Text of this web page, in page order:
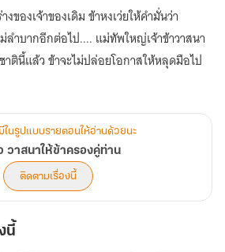
ครอง
คู่
ท่าน
ของเจ้าของเดิม ข้าหงเว่ยให้คำมั่นว่า
ลำบากอีกต่อไป.... แม่ทัพใหญ่เจ้าข้าวาสนา
ตินี้แล้ว ข้าจะไม่ปล่อยโอกาสให้หลุดมือไป
ในรูปแบบรายตอนให้อ่านด้วยนะ
วาสนาให้ข้าครองคู่ท่าน
ติดตามเรื่องนี้
นี้